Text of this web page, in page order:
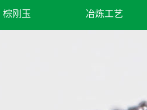
棕刚玉 冶炼工艺